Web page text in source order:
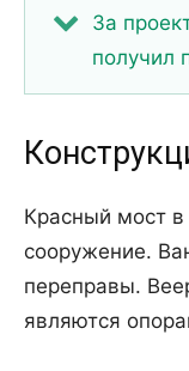
За
получил
Красный мост
сооружение.
переправы.
являются